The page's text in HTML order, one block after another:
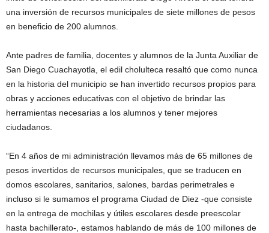
una inversión de recursos municipales de siete millones de pesos
en beneficio de 200 alumnos.
Ante padres de familia, docentes y alumnos de la Junta Auxiliar de
San Diego Cuachayotla, el edil cholulteca resaltó que como nunca
en la historia del municipio se han invertido recursos propios para
obras y acciones educativas con el objetivo de brindar las
herramientas necesarias a los alumnos y tener mejores
ciudadanos.
“En 4 años de mi administración llevamos más de 65 millones de
pesos invertidos de recursos municipales, que se traducen en
domos escolares, sanitarios, salones, bardas perimetrales e
incluso si le sumamos el programa Ciudad de Diez -que consiste
en la entrega de mochilas y útiles escolares desde preescolar
hasta bachillerato-, estamos hablando de más de 100 millones de